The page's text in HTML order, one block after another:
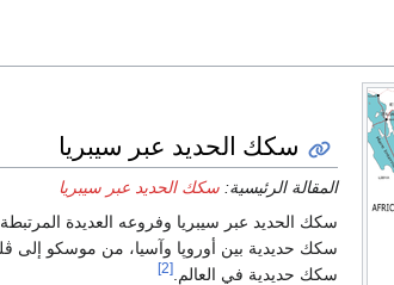
سكك الحديد عبر سيبريا
المقالة الرئيسية: سكك الحديد عبر سيبريا
سكك حديدية في العالم. [2]